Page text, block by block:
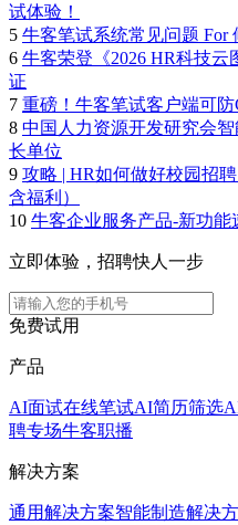
试体验！
5 牛客笔试系统常见问题 For
6 牛客荣登《2026 HR科技
证
7 重磅！牛客笔试客户端可防
8 中国人力资源开发研究会
长单位
9 攻略 | HR如何做好校园招
含福利）
10 牛客企业服务产品-新功能
立即体验，招聘快人一步
免费试用
产品
AI面试在线笔试AI简历筛选
聘专场牛客职播
解决方案
通用解决方案智能制造解决